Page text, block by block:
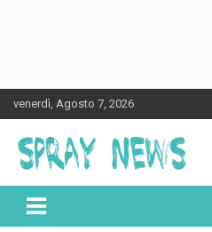
to
content
venerdì, Agosto 7, 2026
Spraynews.it